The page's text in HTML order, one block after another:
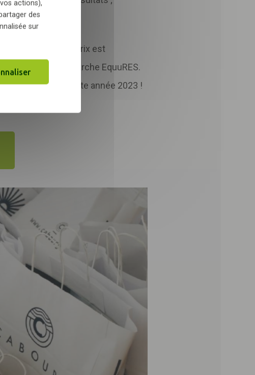
L’équipe Grand Prix est
dans la démarche EquuRES.
Event pour cette année 2023 !
actions),
des
sur